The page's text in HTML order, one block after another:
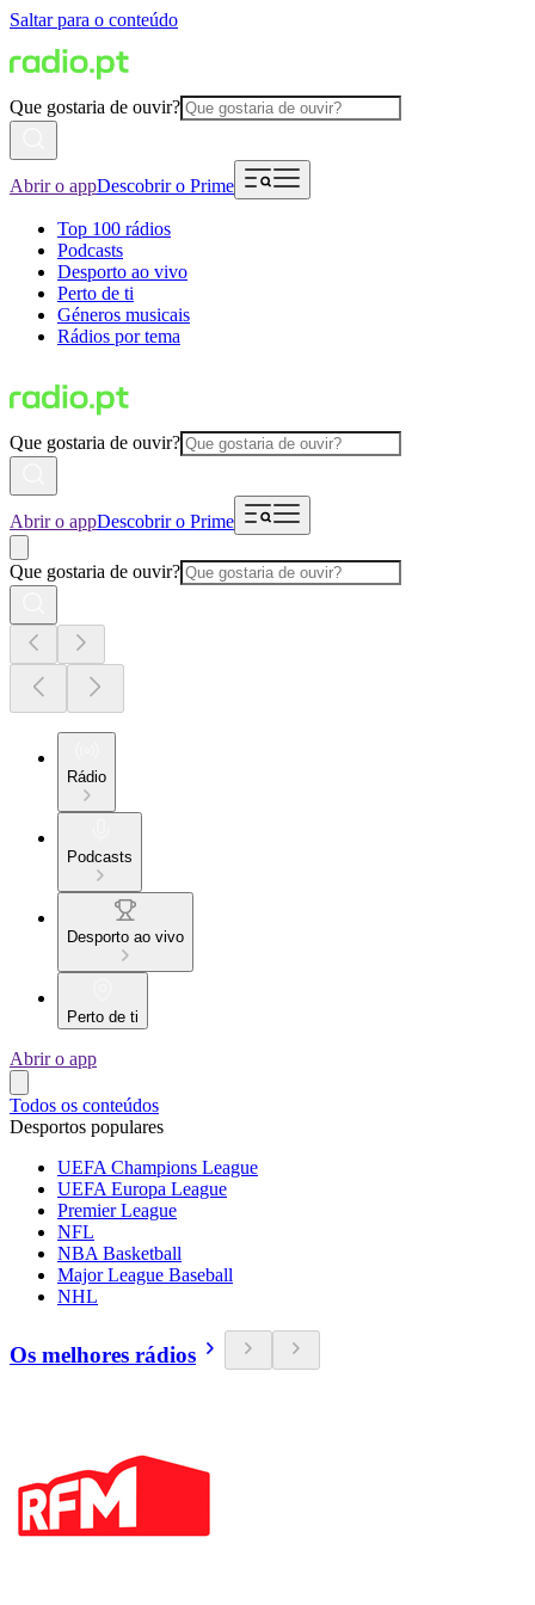
Saltar para o conteúdo
Que gostaria de ouvir?
Abrir o appDescobrir o Prime
Top 100 rádios
Podcasts
Desporto ao vivo
Perto de ti
Géneros musicais
Rádios por tema
Que gostaria de ouvir?
Abrir o appDescobrir o Prime
Que gostaria de ouvir?
Rádio
Podcasts
Desporto ao vivo
Perto de ti
Abrir o app
Todos os conteúdos
Desportos populares
UEFA Champions League
UEFA Europa League
Premier League
NFL
NBA Basketball
Major League Baseball
NHL
Os melhores rádios